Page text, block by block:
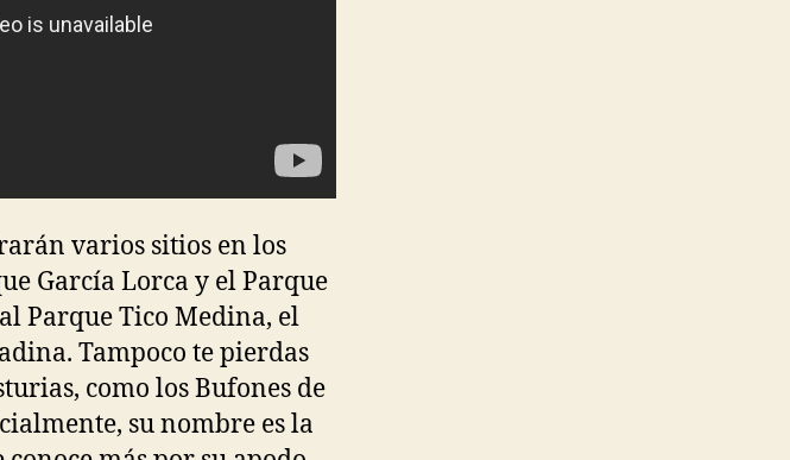
varios sitios en los
García Lorca y el Parque
Parque Tico Medina, el
Tampoco te pierdas
como los Bufones de
su nombre es la